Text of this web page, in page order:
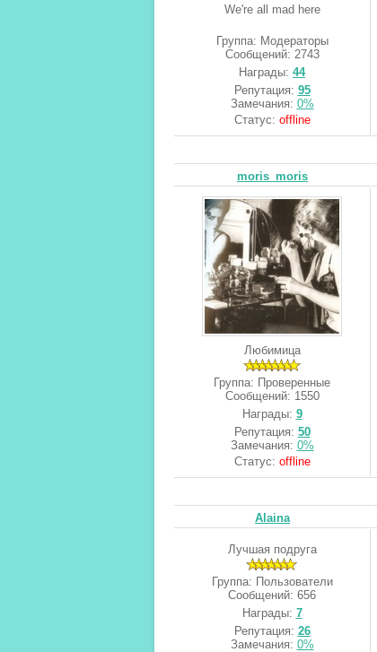
We're all mad here
Группа: Модераторы
Сообщений: 2743
Награды: 44
Репутация: 95
Замечания: 0%
Статус: offline
moris_moris
Любимица
Группа: Проверенные
Сообщений: 1550
Награды: 9
Репутация: 50
Замечания: 0%
Статус: offline
Alaina
Лучшая подруга
Группа: Пользователи
Сообщений: 656
Награды: 7
Репутация: 26
Замечания: 0%